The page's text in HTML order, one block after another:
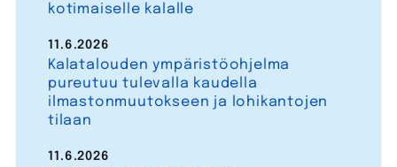
kotimaiselle kalalle
Kalatalouden ympäristöohjelma
pureutuu tulevalla kaudella
ilmastonmuutokseen ja lohikantojen
tilaan
11.6.2026
11.6.2026